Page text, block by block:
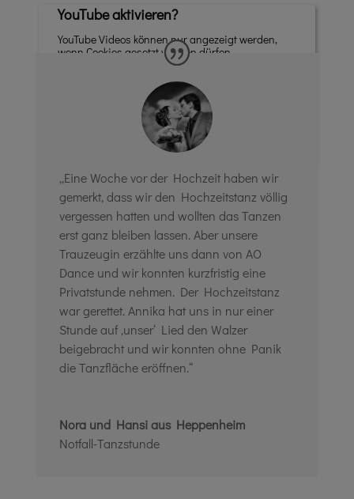
YouTube aktivieren?
YouTube Videos können nur angezeigt werden,
wenn Cookies gesetzt werden dürfen.
Wenn YouTube für diese Website aktiviert wurde, werden
Daten an YouTube übermittelt und ausgewertet. Mehr dazu
in der Datenschutzerklärung von YouTube:
„Eine Woche vor der Hochzeit haben wir
gemerkt, dass wir den Hochzeitstanz völlig
vergessen hatten und wollten das Tanzen
erst ganz bleiben lassen. Aber unsere
Trauzeugin erzählte uns dann von AO
Dance und wir konnten kurzfristig eine
Privatstunde nehmen. Der Hochzeitstanz
war gerettet. Annika hat uns in nur einer
Stunde auf ‚unser‘ Lied den Walzer
beigebracht und wir konnten ohne Panik
die Tanzfläche eröffnen.“
Nora und Hansi aus Heppenheim
Notfall-Tanzstunde